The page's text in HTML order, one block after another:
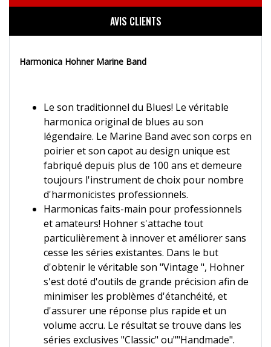
AVIS CLIENTS
Harmonica Hohner Marine Band
Le son traditionnel du Blues! Le véritable
harmonica original de blues au son
légendaire. Le Marine Band avec son corps en
poirier et son capot au design unique est
fabriqué depuis plus de 100 ans et demeure
toujours l'instrument de choix pour nombre
d'harmonicistes professionnels.
Harmonicas faits-main pour professionnels
et amateurs! Hohner s'attache tout
particulièrement à innover et améliorer sans
cesse les séries existantes. Dans le but
d'obtenir le véritable son "Vintage ", Hohner
s'est doté d'outils de grande précision afin de
minimiser les problèmes d'étanchéité, et
d'assurer une réponse plus rapide et un
volume accru. Le résultat se trouve dans les
séries exclusives "Classic" ou""Handmade".